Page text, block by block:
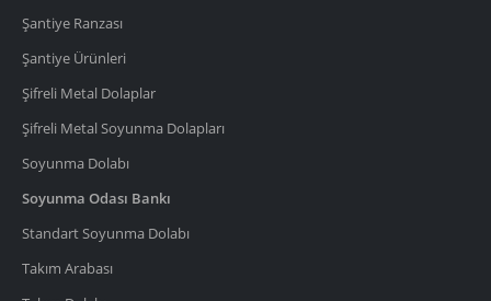
Şantiye Ranzası
Şantiye Ürünleri
Şifreli Metal Dolaplar
Şifreli Metal Soyunma Dolapları
Soyunma Dolabı
Soyunma Odası Bankı
Standart Soyunma Dolabı
Takım Arabası